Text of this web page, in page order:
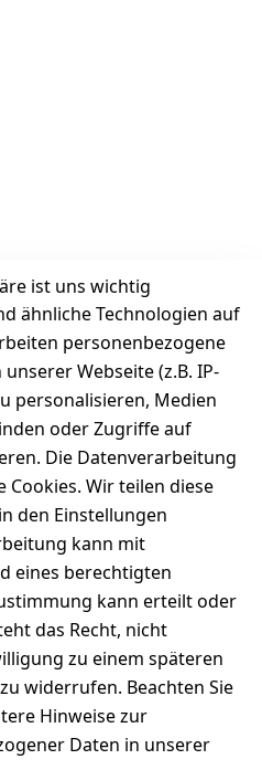
ist uns wichtig
ähnliche Technologien auf
personenbezogene
Webseite (z.B. IP-
personalisieren, Medien
oder Zugriffe auf
Die Datenverarbeitung
Wir teilen diese
den Einstellungen
kann mit
eines berechtigten
kann erteilt oder
das Recht, nicht
zu einem späteren
widerrufen. Beachten Sie
Hinweise zur
Daten in unserer
Wir
versenden
mit
Zahle
bequem per